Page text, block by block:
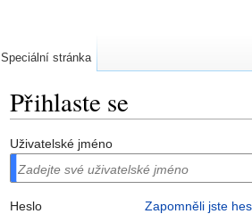
Přihlaste se
Uživatelské jméno
Heslo Zapomněli jste
Speciální stránka